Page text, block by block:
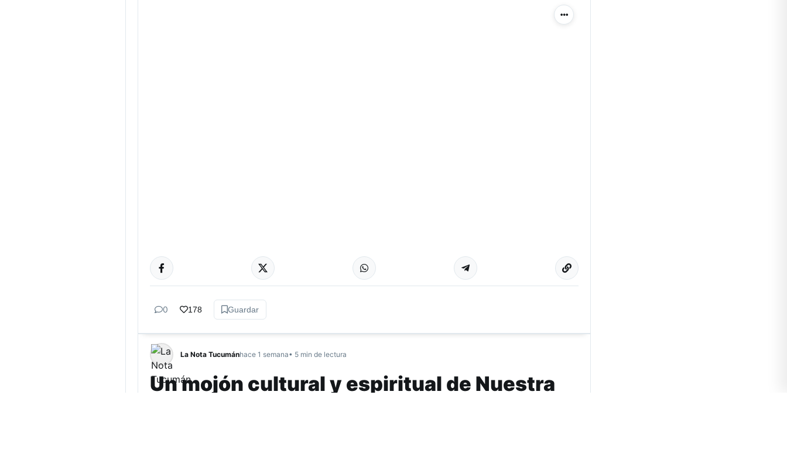
GÉNERO Y
DIVERSIDAD
Más acciones
0 178 Guardar
La Nota Tucumánhace 1 semana• 5 min de lectura
Un mojón cultural y espiritual de Nuestra